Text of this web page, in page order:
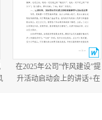
在2025年公司“作风建设”提
升活动启动会上的讲话+在